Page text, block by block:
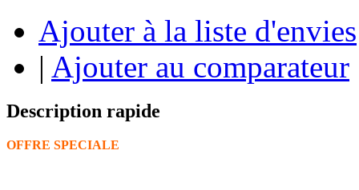
Ajouter à la liste d'envies
| Ajouter au comparateur
Description rapide
OFFRE SPECIALE